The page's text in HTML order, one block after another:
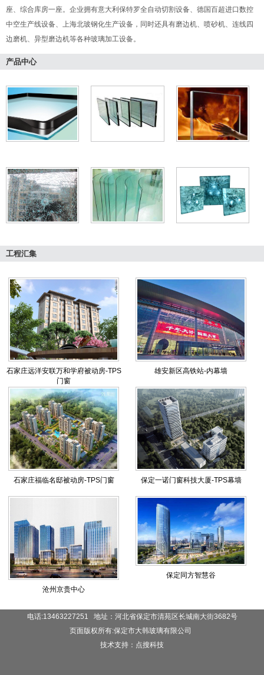
座、综合库房一座。企业拥有意大利保特罗全自动切割设备、德国百超进口数控
中空生产线设备、上海北玻钢化生产设备，同时还具有磨边机、喷砂机、连线四
边磨机、异型磨边机等各种玻璃加工设备。
产品中心
工程汇集
石家庄远洋安联万和学府被动房-TPS
门窗
雄安新区高铁站-内幕墙
石家庄福临名邸被动房-TPS门窗 保定一诺门窗科技大厦-TPS幕墙
沧州京贵中心
保定同方智慧谷
电话:13463227251 地址：河北省保定市清苑区长城南大街3682号
页面版权所有:保定市大韩玻璃有限公司
技术支持：点搜科技